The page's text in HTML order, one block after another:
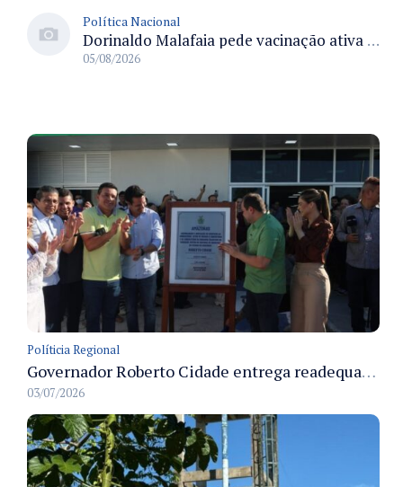
Política Nacional
Dorinaldo Malafaia pede vacinação ativa ao Ministério da Saúde para reverter queda na cobertura vacinal no Brasil
05/08/2026
Políticia Regional
Governador Roberto Cidade entrega readequação do ambulatório da FCecon e amplia capacidade de atendimento oncológico em Manaus
03/07/2026